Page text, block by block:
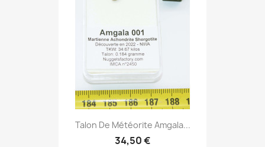
Talon De Météorite Amgala...
34,50 €